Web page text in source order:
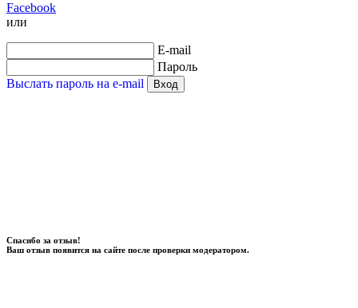
Facebook
или
E-mail
Пароль
Выслать пароль на e-mail
Вход
Спасибо за отзыв!
Ваш отзыв появится на сайте после проверки модератором.